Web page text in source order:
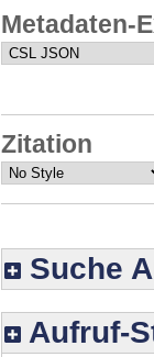
Metadaten-
Zitation
Suche
Aufruf-